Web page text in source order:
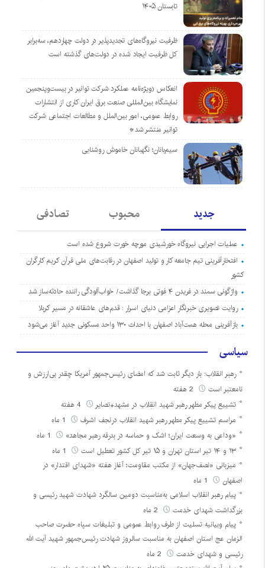
تابستان ۱۴۰۵
ظرفیت نیروگاه‌های تجدیدپذیر در دولت چهاردهم، سه‌برابر
کل ظرفیت ایجاد شده در دولت‌های گذشته است
انعکاس (ویژه‌نامه عملکرد شرکت توانیر در بیست‌وپنجمین
نمایشگاه بین‌المللی صنعت برق ایران کاری از انتشارات
روابط عمومی، امور بین‌الملل و مطالعات اجتماعی شرکت
توانیر منتشر شد*
سیم‌بانان؛ نگهبانان خاموش روشنایی
جدید محبوب تصادفی
عملیات اجرایی نیروگاه خورشیدی مورچه خورت شروع شده است
افتخارآفرینی تیم جامعه کار و تولید اصفهان در رقابت‌های ملی قرآن کریم کارگران
کشور
واژگونی سمند در فریدن ۴ فوتی برجا گذاشت/ خواب‌آلودگی راننده حادثه‌ساز شد
روایت تصویری خبرنگار اعزامی دنیای اسرار : قدم‌های عاشقانه در مسیر کربلا
بازآفرینی محله همت‌آباد اصفهان با احداث ۱۳۰ واحد مسکونی جدید آغاز می‌شود
سیاسی
رهبر انقلاب: بار دیگر ثابت شد که امضای رئیس‌جمهور آمریکا چقدر بی‌ارزش و
نامعتبر است
تشییع پیکر مطهر رهبر شهید انقلاب در مشهد+تصایر
مراسم تشییع پیکر مطهر رهبر شهید انقلاب درنجف اشرف
«وداعی به وسعت ایران؛ اشک و حماسه در بدرقه رهبر مجاهد»
۱۳ و ۱۴ تیر استان تهران و ۱۵ تیر کل کشور تعطیل است
میزبانی «نصف‌جهان» از مکتب مقاومت؛ آغاز هفته «شهدای اقتدار» در
اصفهان
پیام رهبر انقلاب اسلامی به‌مناسبت دومین سالگرد شهادت شهید رئیسی و
بزرگداشت شهدای خدمت
پیام وبیانیه تسلیت از طرف روابط عمومی و تبلیغات سپاه حضرت صاحب
الزمان عج استان اصفهان به مناسبت سالروز شهادت رئیس‌جمهور شهید آیت الله
رئیسی و شهدای خدمت